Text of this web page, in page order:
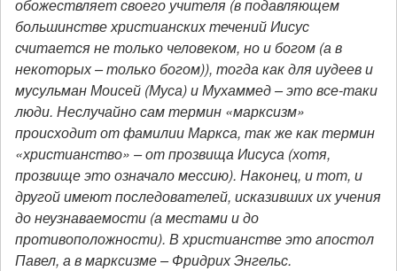
обожествляет своего учителя (в подавляющем
большинстве христианских течений Иисус
считается не только человеком, но и богом (а в
некоторых – только богом)), тогда как для иудеев и
мусульман Моисей (Муса) и Мухаммед – это все-таки
люди. Неслучайно сам термин «марксизм»
происходит от фамилии Маркса, так же как термин
«христианство» – от прозвища Иисуса (хотя,
прозвище это означало мессию). Наконец, и тот, и
другой имеют последователей, исказивших их учения
до неузнаваемости (а местами и до
противоположности). В христианстве это апостол
Павел, а в марксизме – Фридрих Энгельс.